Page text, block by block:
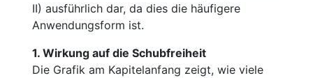
II) ausführlich dar, da dies die häufigere
Anwendungsform ist.
1. Wirkung auf die Schubfreiheit
Die Grafik am Kapitelanfang zeigt, wie viele